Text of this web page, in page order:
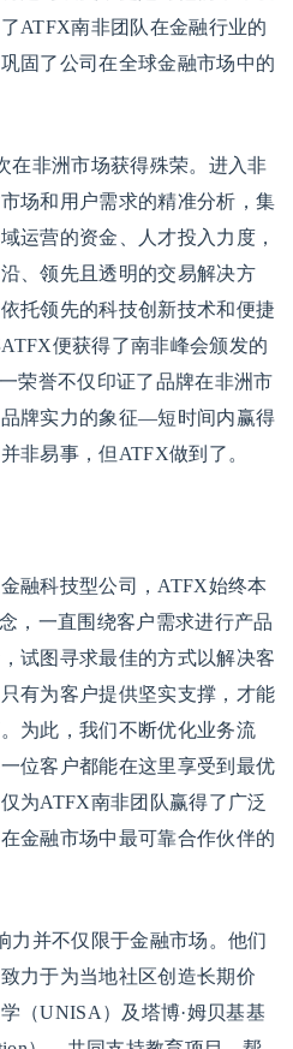
ATFX南非团队在金融行业的
固了公司在全球金融市场中的
在非洲市场获得殊荣。进入非
场和用户需求的精准分析，集
运营的资金、人才投入力度，
、领先且透明的交易解决方
托领先的科技创新技术和便捷
便获得了南非峰会颁发的
荣誉不仅印证了品牌在非洲市
牌实力的象征—短时间内赢得
非易事，但ATFX做到了。
融科技型公司，ATFX始终本
，一直围绕客户需求进行产品
试图寻求最佳的方式以解决客
有为客户提供坚实支撑，才能
为此，我们不断优化业务流
位客户都能在这里享受到最优
为ATFX南非团队赢得了广泛
金融市场中最可靠合作伙伴的
力并不仅限于金融市场。他们
力于为当地社区创造长期价
（UNISA）及塔博·姆贝基基